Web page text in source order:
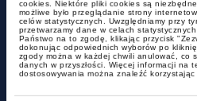
cookies. Niektóre pliki cookies są
możliwe było przeglądanie strony
celów statystycznych. Uwzględniamy przy
przetwarzamy dane w celach
Państwo na to zgodę, klikając przycisk
dokonując odpowiednich wyborów po
zgody można w każdej chwili anulować, co
danych w przyszłości. Więcej informacji na
dostosowywania można znaleźć
alerty
Kolejne zmiany w